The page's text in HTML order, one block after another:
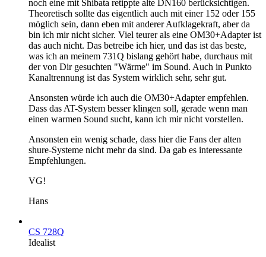
noch eine mit Shibata retippte alte DN160 berücksichtigen.
Theoretisch sollte das eigentlich auch mit einer 152 oder 155
möglich sein, dann eben mit anderer Aufklagekraft, aber da
bin ich mir nicht sicher. Viel teurer als eine OM30+Adapter ist
das auch nicht. Das betreibe ich hier, und das ist das beste,
was ich an meinem 731Q bislang gehört habe, durchaus mit
der von Dir gesuchten "Wärme" im Sound. Auch in Punkto
Kanaltrennung ist das System wirklich sehr, sehr gut.
Ansonsten würde ich auch die OM30+Adapter empfehlen.
Dass das AT-System besser klingen soll, gerade wenn man
einen warmen Sound sucht, kann ich mir nicht vorstellen.
Ansonsten ein wenig schade, dass hier die Fans der alten
shure-Systeme nicht mehr da sind. Da gab es interessante
Empfehlungen.
VG!
Hans
CS 728Q
Idealist